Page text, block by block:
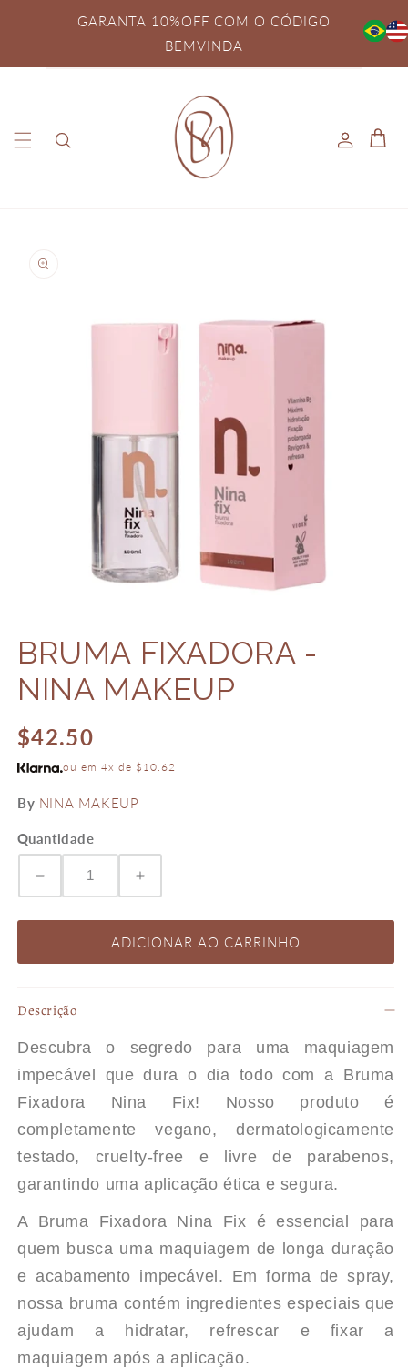
GARANTA 10%OFF COM O CÓDIGO
BEMVINDA
Fazer
login
informações
1
na
janela
modal
BRUMA FIXADORA -
NINA MAKEUP
Preço
normal
$42.50
ou em 4x de $10.62
By NINA MAKEUP
Quantidade
Diminuir
BRUMA
-
MAKEUP
Aumentar
a
BRUMA
-
MAKEUP
ADICIONAR AO CARRINHO
Descrição
Descubra o segredo para uma maquiagem
impecável que dura o dia todo com a Bruma
Fixadora Nina Fix! Nosso produto é
completamente vegano, dermatologicamente
testado, cruelty-free e livre de parabenos,
garantindo uma aplicação ética e segura.
A Bruma Fixadora Nina Fix é essencial para
quem busca uma maquiagem de longa duração
e acabamento impecável. Em forma de spray,
nossa bruma contém ingredientes especiais que
ajudam a hidratar, refrescar e fixar a
maquiagem após a aplicação.